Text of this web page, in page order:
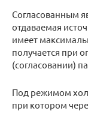
Согласованным
отдаваемая
имеет
получается при
(согласовании)
Под режимом
при котором